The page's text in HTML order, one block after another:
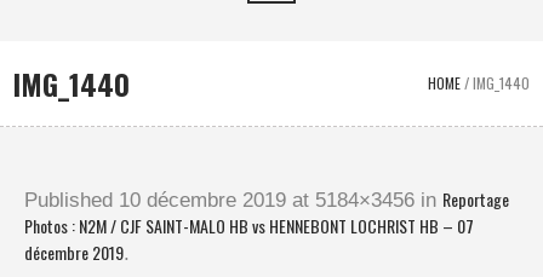
IMG_1440 HOME/IMG_1440
Published 10 décembre 2019 at 5184×3456 in Reportage
Photos : N2M / CJF SAINT-MALO HB vs HENNEBONT LOCHRIST HB – 07
décembre 2019.